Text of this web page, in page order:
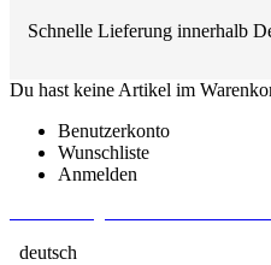
Schnelle Lieferung innerhalb
Du hast keine Artikel im
Benutzerkonto
Wunschliste
Anmelden
deutsch